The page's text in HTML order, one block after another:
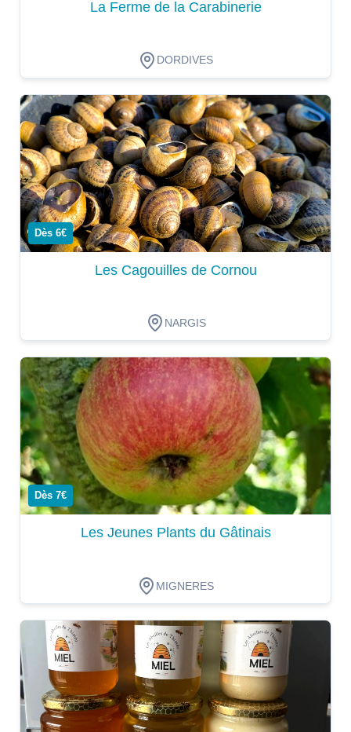
La Ferme de la Carabinerie
DORDIVES
Dégustation
Dès 6€
Les Cagouilles de Cornou
NARGIS
Dégustation
Dès 7€
Les Jeunes Plants du Gâtinais
MIGNERES
Dégustation